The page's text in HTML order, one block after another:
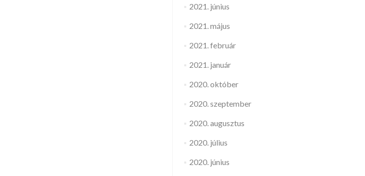
2021. június
2021. május
2021. február
2021. január
2020. október
2020. szeptember
2020. augusztus
2020. július
2020. június